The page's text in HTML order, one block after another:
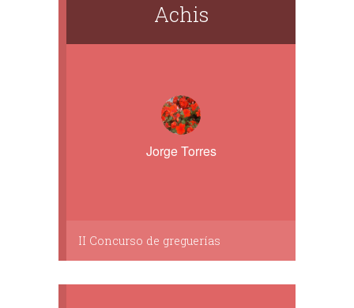
Achis
Jorge Torres
II Concurso de greguerías